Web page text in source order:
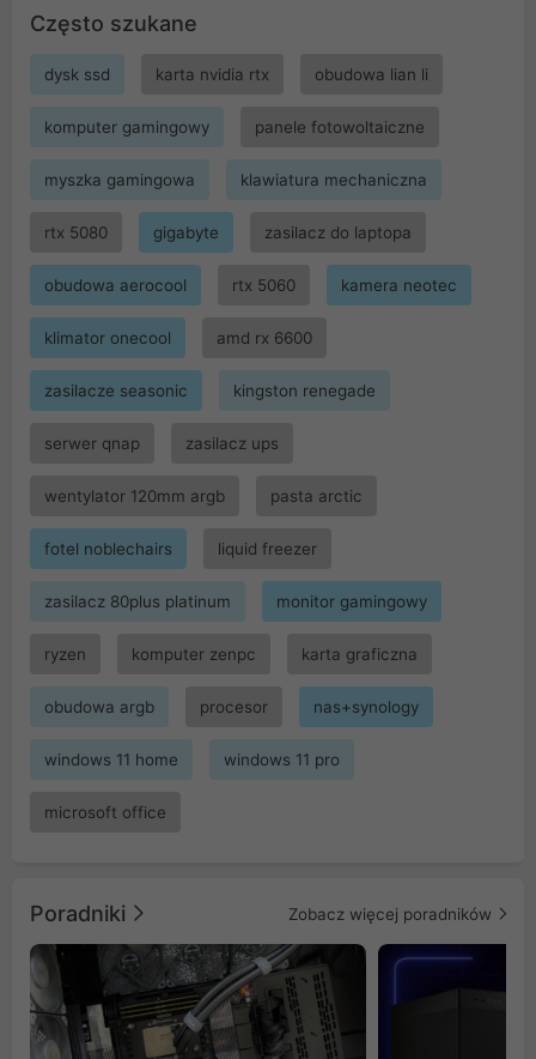
Często szukane
dysk ssd karta nvidia rtx obudowa lian li
komputer gamingowy panele fotowoltaiczne
myszka gamingowa klawiatura mechaniczna
rtx 5080 gigabyte zasilacz do laptopa
obudowa aerocool rtx 5060 kamera neotec
klimator onecool amd rx 6600
zasilacze seasonic kingston renegade
serwer qnap zasilacz ups
wentylator 120mm argb pasta arctic
fotel noblechairs liquid freezer
zasilacz 80plus platinum monitor gamingowy
ryzen komputer zenpc karta graficzna
obudowa argb procesor nas+synology
windows 11 home windows 11 pro
microsoft office
Poradniki Zobacz więcej poradników